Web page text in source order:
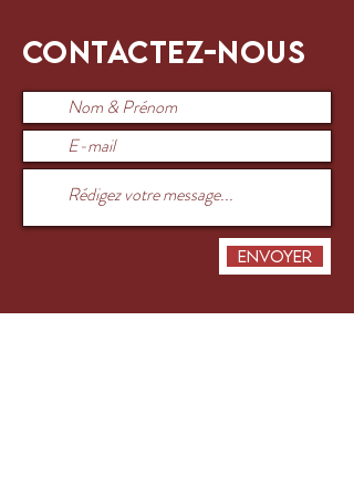
Contactez-nous
Envoyer